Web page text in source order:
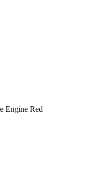
Engine Red